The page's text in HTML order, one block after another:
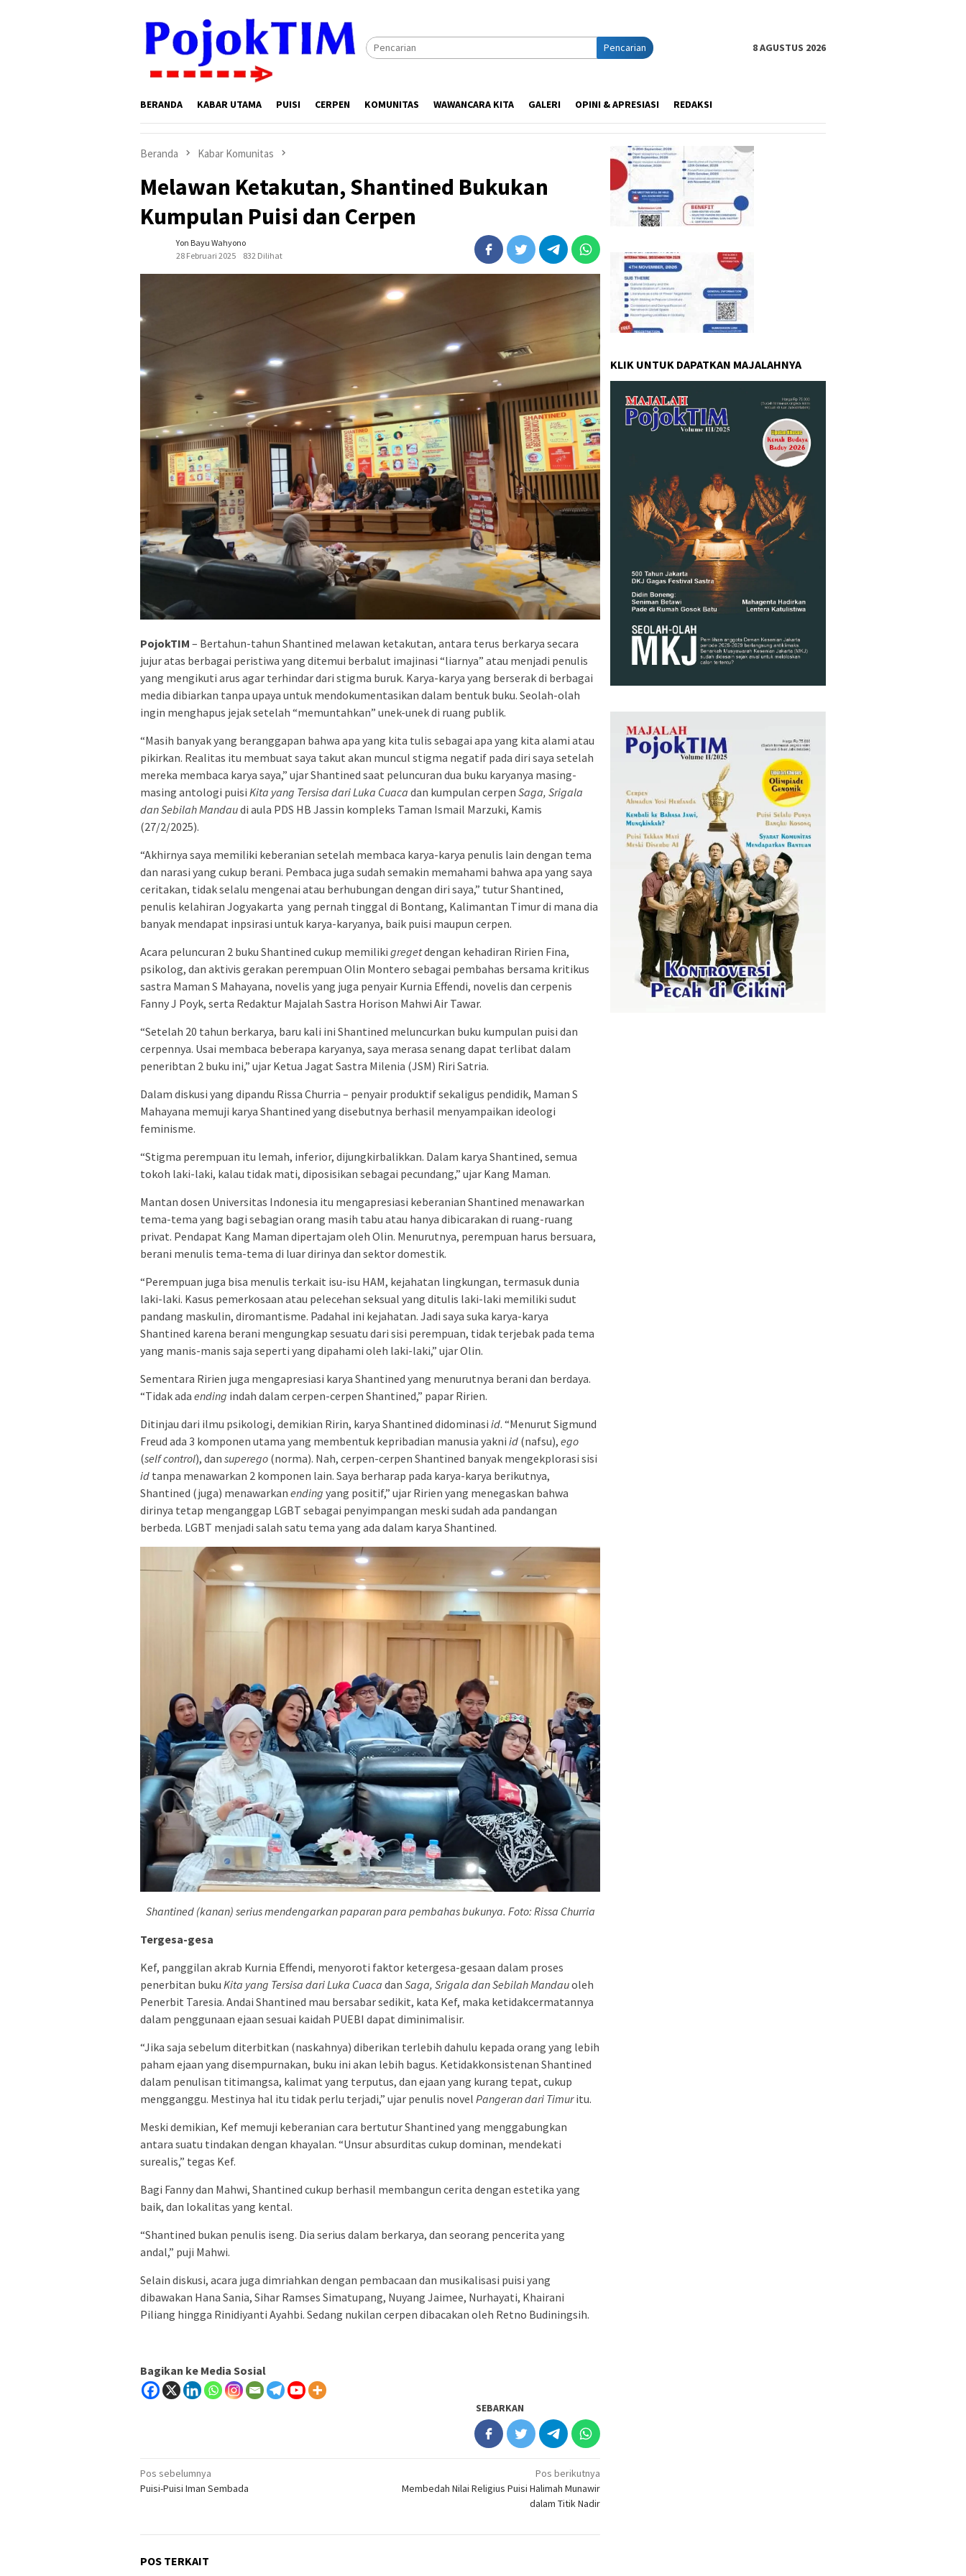
Pencarian
8 AGUSTUS 2026
BERANDA KABAR UTAMA PUISI CERPEN KOMUNITAS WAWANCARA KITA GALERI OPINI & APRESIASI REDAKSI
Beranda Kabar Komunitas
Melawan Ketakutan, Shantined Bukukan
Kumpulan Puisi dan Cerpen
Yon Bayu Wahyono
28 Februari 2025
832 Dilihat
PojokTIM – Bertahun-tahun Shantined melawan ketakutan, antara terus berkarya secara
jujur atas berbagai peristiwa yang ditemui berbalut imajinasi “liarnya” atau menjadi penulis
yang mengikuti arus agar terhindar dari stigma buruk. Karya-karya yang berserak di berbagai
media dibiarkan tanpa upaya untuk mendokumentasikan dalam bentuk buku. Seolah-olah
ingin menghapus jejak setelah “memuntahkan” unek-unek di ruang publik.
“Masih banyak yang beranggapan bahwa apa yang kita tulis sebagai apa yang kita alami atau
pikirkan. Realitas itu membuat saya takut akan muncul stigma negatif pada diri saya setelah
mereka membaca karya saya,” ujar Shantined saat peluncuran dua buku karyanya masing-
masing antologi puisi Kita yang Tersisa dari Luka Cuaca dan kumpulan cerpen Saga, Srigala
dan Sebilah Mandaudi aula PDS HB Jassin kompleks Taman Ismail Marzuki, Kamis
(27/2/2025).
“Akhirnya saya memiliki keberanian setelah membaca karya-karya penulis lain dengan tema
dan narasi yang cukup berani. Pembaca juga sudah semakin memahami bahwa apa yang saya
ceritakan, tidak selalu mengenai atau berhubungan dengan diri saya,” tutur Shantined,
penulis kelahiran Jogyakarta yang pernah tinggal di Bontang, Kalimantan Timur di mana dia
banyak mendapat inpsirasi untuk karya-karyanya, baik puisi maupun cerpen.
Acara peluncuran 2 buku Shantined cukup memiliki gregetdengan kehadiran Ririen Fina,
psikolog, dan aktivis gerakan perempuan Olin Montero sebagai pembahas bersama kritikus
sastra Maman S Mahayana, novelis yang juga penyair Kurnia Effendi, novelis dan cerpenis
Fanny J Poyk, serta Redaktur Majalah Sastra Horison Mahwi Air Tawar.
“Setelah 20 tahun berkarya, baru kali ini Shantined meluncurkan buku kumpulan puisi dan
cerpennya. Usai membaca beberapa karyanya, saya merasa senang dapat terlibat dalam
peneribtan 2 buku ini,” ujar Ketua Jagat Sastra Milenia (JSM) Riri Satria.
Dalam diskusi yang dipandu Rissa Churria – penyair produktif sekaligus pendidik, Maman S
Mahayana memuji karya Shantined yang disebutnya berhasil menyampaikan ideologi
feminisme.
“Stigma perempuan itu lemah, inferior, dijungkirbalikkan. Dalam karya Shantined, semua
tokoh laki-laki, kalau tidak mati, diposisikan sebagai pecundang,” ujar Kang Maman.
Mantan dosen Universitas Indonesia itu mengapresiasi keberanian Shantined menawarkan
tema-tema yang bagi sebagian orang masih tabu atau hanya dibicarakan di ruang-ruang
privat. Pendapat Kang Maman dipertajam oleh Olin. Menurutnya, perempuan harus bersuara,
berani menulis tema-tema di luar dirinya dan sektor domestik.
“Perempuan juga bisa menulis terkait isu-isu HAM, kejahatan lingkungan, termasuk dunia
laki-laki. Kasus pemerkosaan atau pelecehan seksual yang ditulis laki-laki memiliki sudut
pandang maskulin, diromantisme. Padahal ini kejahatan. Jadi saya suka karya-karya
Shantined karena berani mengungkap sesuatu dari sisi perempuan, tidak terjebak pada tema
yang manis-manis saja seperti yang dipahami oleh laki-laki,” ujar Olin.
Sementara Ririen juga mengapresiasi karya Shantined yang menurutnya berani dan berdaya.
“Tidak ada ending indah dalam cerpen-cerpen Shantined,” papar Ririen.
Ditinjau dari ilmu psikologi, demikian Ririn, karya Shantined didominasi id. “Menurut Sigmund
Freud ada 3 komponen utama yang membentuk kepribadian manusia yakni id (nafsu), ego
(self control), dan superego (norma). Nah, cerpen-cerpen Shantined banyak mengekplorasi sisi
id tanpa menawarkan 2 komponen lain. Saya berharap pada karya-karya berikutnya,
Shantined (juga) menawarkan ending yang positif,” ujar Ririen yang menegaskan bahwa
dirinya tetap menganggap LGBT sebagai penyimpangan meski sudah ada pandangan
berbeda. LGBT menjadi salah satu tema yang ada dalam karya Shantined.
Shantined (kanan) serius mendengarkan paparan para pembahas bukunya. Foto: Rissa Churria
Tergesa-gesa
Kef, panggilan akrab Kurnia Effendi, menyoroti faktor ketergesa-gesaan dalam proses
penerbitan buku Kita yang Tersisa dari Luka Cuaca dan Saga, Srigala dan Sebilah Mandauoleh
Penerbit Taresia. Andai Shantined mau bersabar sedikit, kata Kef, maka ketidakcermatannya
dalam penggunaan ejaan sesuai kaidah PUEBI dapat diminimalisir.
“Jika saja sebelum diterbitkan (naskahnya) diberikan terlebih dahulu kepada orang yang lebih
paham ejaan yang disempurnakan, buku ini akan lebih bagus. Ketidakkonsistenan Shantined
dalam penulisan titimangsa, kalimat yang terputus, dan ejaan yang kurang tepat, cukup
mengganggu. Mestinya hal itu tidak perlu terjadi,” ujar penulis novel Pangeran dari Timuritu.
Meski demikian, Kef memuji keberanian cara bertutur Shantined yang menggabungkan
antara suatu tindakan dengan khayalan. “Unsur absurditas cukup dominan, mendekati
surealis,” tegas Kef.
Bagi Fanny dan Mahwi, Shantined cukup berhasil membangun cerita dengan estetika yang
baik, dan lokalitas yang kental.
“Shantined bukan penulis iseng. Dia serius dalam berkarya, dan seorang pencerita yang
andal,” puji Mahwi.
Selain diskusi, acara juga dimriahkan dengan pembacaan dan musikalisasi puisi yang
dibawakan Hana Sania, Sihar Ramses Simatupang, Nuyang Jaimee, Nurhayati, Khairani
Piliang hingga Rinidiyanti Ayahbi. Sedang nukilan cerpen dibacakan oleh Retno Budiningsih.
Bagikan ke Media Sosial
SEBARKAN
Navigasi
pos
Pos sebelumnya
Puisi-Puisi Iman Sembada
Pos berikutnya
Membedah Nilai Religius Puisi Halimah Munawir
dalam Titik Nadir
POS TERKAIT
KLIK UNTUK DAPATKAN MAJALAHNYA